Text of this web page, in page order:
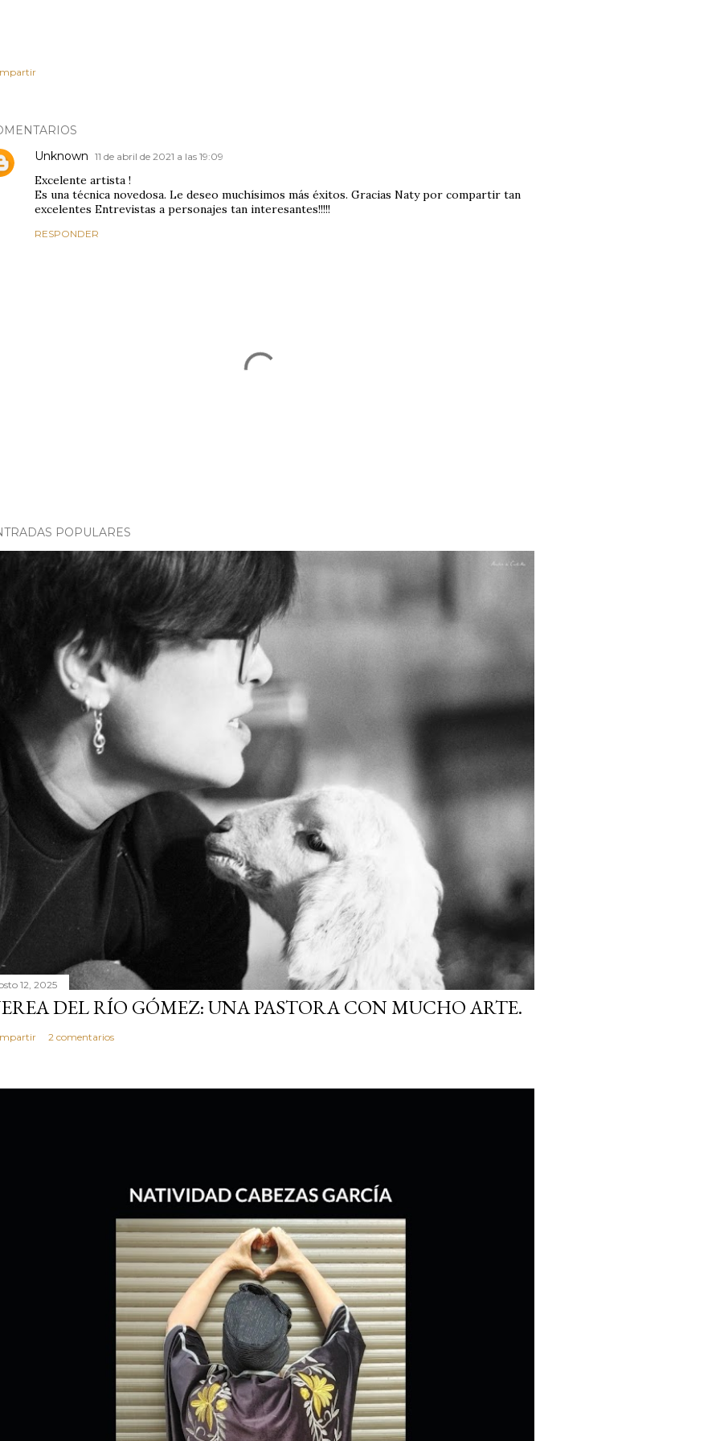
Unknown 11 de abril de 2021 a las 19:09
Excelente artista !
Es una técnica novedosa. Le deseo muchísimos más éxitos. Gracias Naty por compartir tan
excelentes Entrevistas a personajes tan interesantes!!!!!
RESPONDER
POPULARES
12, 2025
DEL RÍO GÓMEZ: UNA PASTORA CON MUCHO ARTE.
2 comentarios